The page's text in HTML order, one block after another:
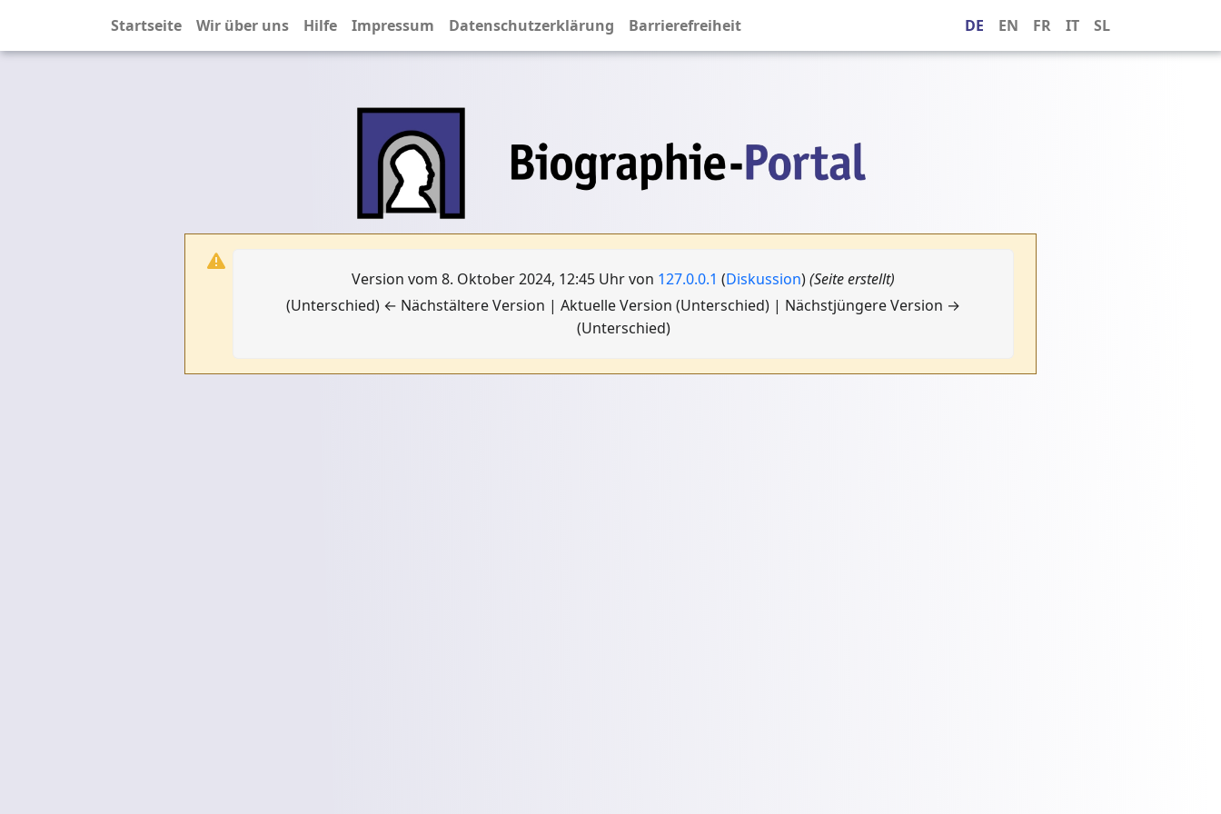
Startseite Wir über uns Hilfe Impressum Datenschutzerklärung Barrierefreiheit DE EN FR IT SL
Version vom 8. Oktober 2024, 12:45 Uhr von 127.0.0.1 (Diskussion)(Seite erstellt)
(Unterschied) ← Nächstältere Version | Aktuelle Version (Unterschied) | Nächstjüngere Version →
(Unterschied)